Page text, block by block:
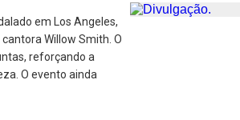
em Los Angeles,
Willow Smith. O
reforçando a
O evento ainda